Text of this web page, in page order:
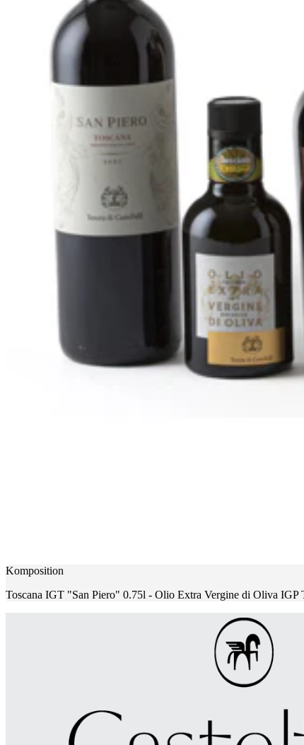
Komposition
Toscana IGT "San Piero" 0.75l - Olio Extra Vergine di Oliva IGP